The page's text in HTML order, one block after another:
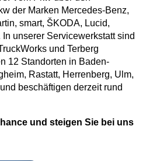
der Marken Mercedes-Benz,
smart, ŠKODA, Lucid,
unserer Servicewerkstatt sind
und Terberg
12 Standorten in Baden-
Rastatt, Herrenberg, Ulm,
beschäftigen derzeit rund
und steigen Sie bei uns